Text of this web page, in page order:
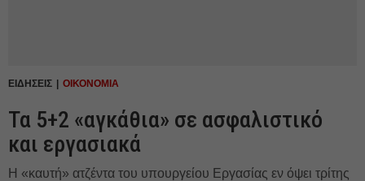
ΕΙΔΗΣΕΙΣ ΟΙΚΟΝΟΜΙΑ
Τα 5+2 «αγκάθια» σε ασφαλιστικό
και εργασιακά
Η «καυτή» ατζέντα του υπουργείου Εργασίας εν όψει τρίτης